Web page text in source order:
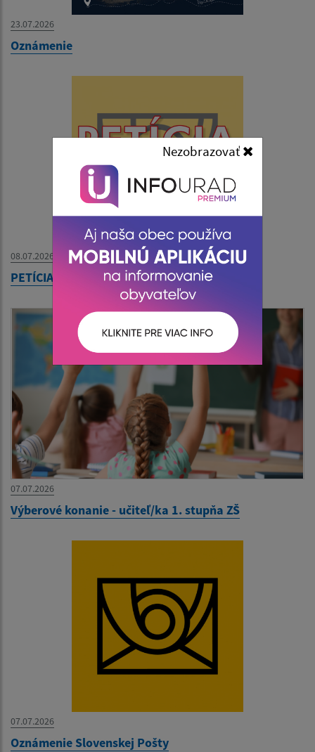
Nezobrazovať
23.07.2026
Oznámenie
08.07.2026
PETÍCIA - Slovenská Pošta
07.07.2026
Výberové konanie - učiteľ/ka 1. stupňa ZŠ
07.07.2026
Oznámenie Slovenskej Pošty